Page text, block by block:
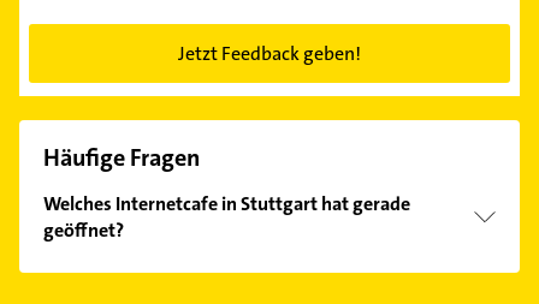
Jetzt Feedback geben!
Häufige Fragen
Welches Internetcafe in Stuttgart hat gerade
geöffnet?
Im Anbieter-Bereich finden Sie alleÖffnungszeiten.